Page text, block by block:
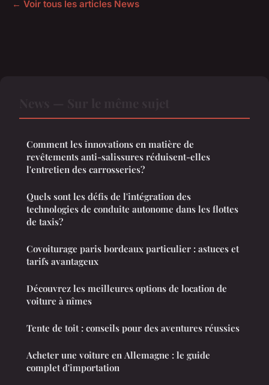
← Voir tous les articles News
Comment les innovations en matière de
revêtements anti-salissures réduisent-elles
l'entretien des carrosseries?
Quels sont les défis de l'intégration des
technologies de conduite autonome dans les flottes
de taxis?
Covoiturage paris bordeaux particulier : astuces et
tarifs avantageux
Découvrez les meilleures options de location de
voiture à nîmes
Tente de toit : conseils pour des aventures réussies
Acheter une voiture en Allemagne : le guide
complet d'importation